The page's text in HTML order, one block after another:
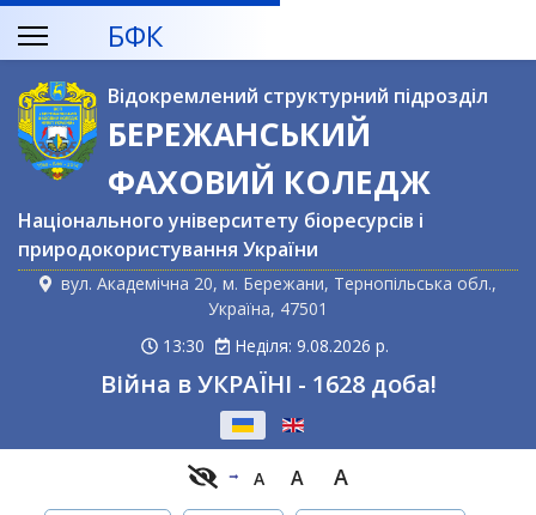
БФК
Відокремлений структурний підрозділ
БЕРЕЖАНСЬКИЙ
ФАХОВИЙ КОЛЕДЖ
Національного університету біоресурсів і
природокористування України
вул. Академічна 20, м. Бережани, Тернопільська обл.,
Україна, 47501
13:30
Неділя: 9.08.2026 р.
Війна в УКРАЇНІ - 1628 доба!
A A A